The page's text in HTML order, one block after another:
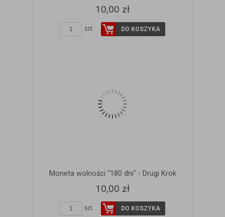
10,00 zł
szt. DO KOSZYKA
Moneta wolności "180 dni" - Drugi Krok
10,00 zł
szt. DO KOSZYKA